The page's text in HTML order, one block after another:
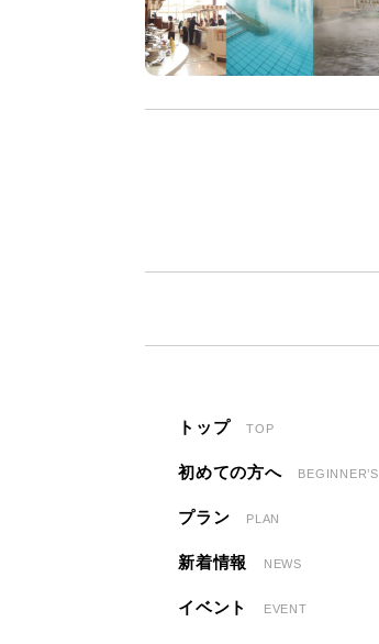
トップ TOP
初めての方へ BEGINNER’S
プラン PLAN
新着情報 NEWS
イベント EVENT